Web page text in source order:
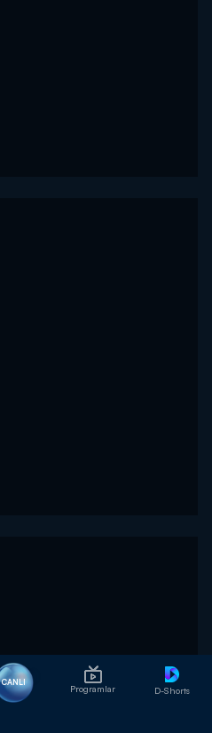
CANLI
Programlar D-Shorts